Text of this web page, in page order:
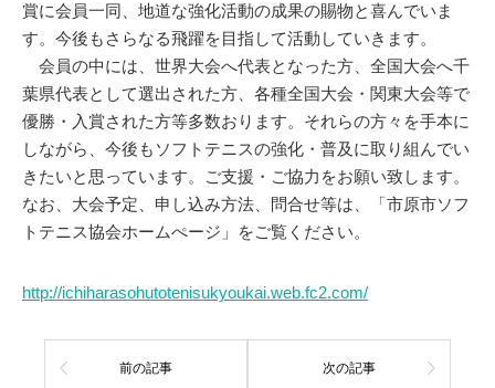
賞に会員一同、地道な強化活動の成果の賜物と喜んでいま
す。今後もさらなる飛躍を目指して活動していきます。
会員の中には、世界大会へ代表となった方、全国大会へ千
葉県代表として選出された方、各種全国大会・関東大会等で
優勝・入賞された方等多数おります。それらの方々を手本に
しながら、今後もソフトテニスの強化・普及に取り組んでい
きたいと思っています。ご支援・ご協力をお願い致します。
なお、大会予定、申し込み方法、問合せ等は、「市原市ソフ
トテニス協会ホームぺージ」をご覧ください。
http://ichiharasohutotenisukyoukai.web.fc2.com/
前の記事 次の記事